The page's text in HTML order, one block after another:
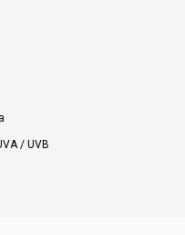
/ UVB